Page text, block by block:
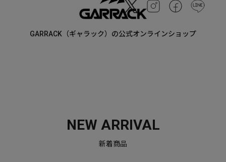
GARRACK（ギャラック）の公式オンラインショップ
NEW ARRIVAL
新着商品